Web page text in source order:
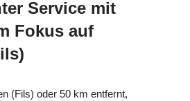
Service mit
Fokus auf
(Fils) oder 50 km entfernt,